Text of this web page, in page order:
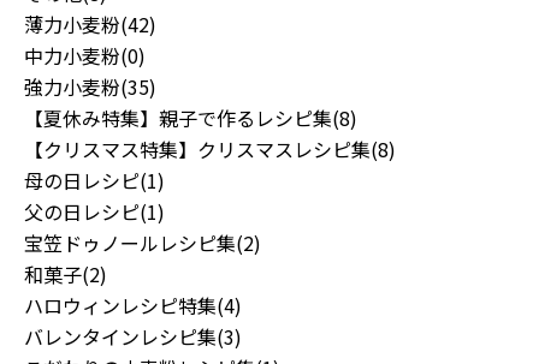
薄力小麦粉(42)
中力小麦粉(0)
強力小麦粉(35)
【夏休み特集】親子で作るレシピ集(8)
【クリスマス特集】クリスマスレシピ集(8)
母の日レシピ(1)
父の日レシピ(1)
宝笠ドゥノールレシピ集(2)
和菓子(2)
ハロウィンレシピ特集(4)
バレンタインレシピ集(3)